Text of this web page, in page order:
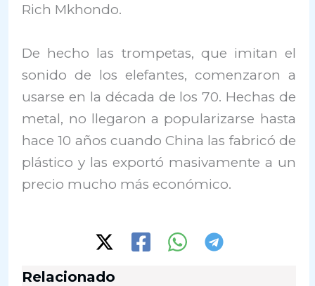
Rich Mkhondo.
De hecho las trompetas, que imitan el
sonido de los elefantes, comenzaron a
usarse en la década de los 70. Hechas de
metal, no llegaron a popularizarse hasta
hace 10 años cuando China las fabricó de
plástico y las exportó masivamente a un
precio mucho más económico.
Relacionado